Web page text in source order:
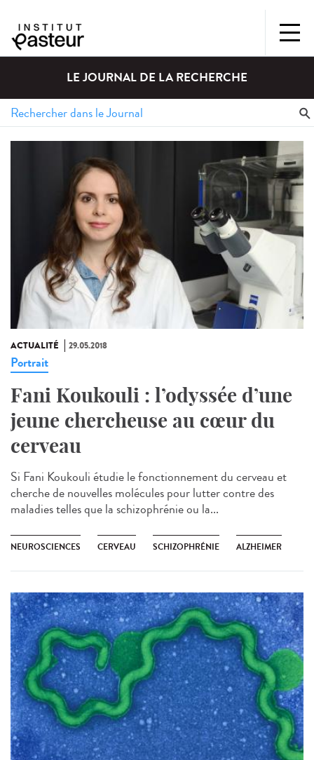
LE JOURNAL DE LA RECHERCHE
ACTUALITÉ 29.05.2018
Portrait
Fani Koukouli : l’odyssée d’une
jeune chercheuse au cœur du
cerveau
Si Fani Koukouli étudie le fonctionnement du cerveau et
cherche de nouvelles molécules pour lutter contre des
maladies telles que la schizophrénie ou la...
NEUROSCIENCES CERVEAU SCHIZOPHRÉNIE ALZHEIMER